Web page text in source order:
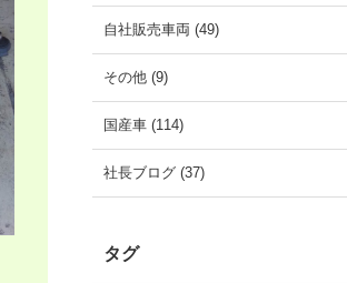
自社販売車両 (49)
その他 (9)
国産車 (114)
社長ブログ (37)
タグ